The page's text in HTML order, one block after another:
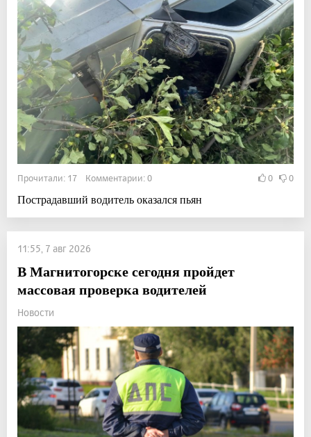
Прочитали: 17 Комментарии: 0 0 0
Пострадавший водитель оказался пьян
11:55, 7 авг 2026
В Магнитогорске сегодня пройдет
массовая проверка водителей
Новости